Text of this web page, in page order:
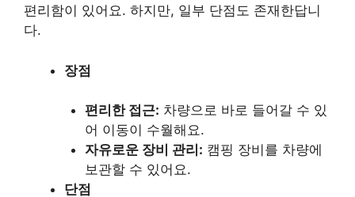
편리함이 있어요. 하지만, 일부 단점도 존재한답니
다.
장점
편리한 접근: 차량으로 바로 들어갈 수 있
어 이동이 수월해요.
자유로운 장비 관리: 캠핑 장비를 차량에
보관할 수 있어요.
단점